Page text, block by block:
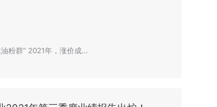
粉群” 2021年，涨价成…